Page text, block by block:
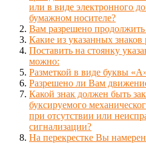
или в виде электронного
бумажном носителе?
Вам разрешено
Какие из указанных знаков
Поставить на стоянку
можно:
Разметкой в виде буквы
Разрешено ли Вам
Какой знак должен быть
буксируемого
при отсутствии или
сигнализации?
На перекрестке Вы